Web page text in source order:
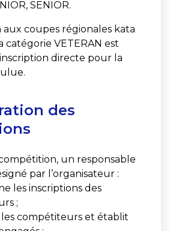
SENIOR.
aux coupes régionales kata
catégorie VETERAN est
directe pour la
des
un responsable
par l’organisateur :
les inscriptions des
;
compétiteurs et établit